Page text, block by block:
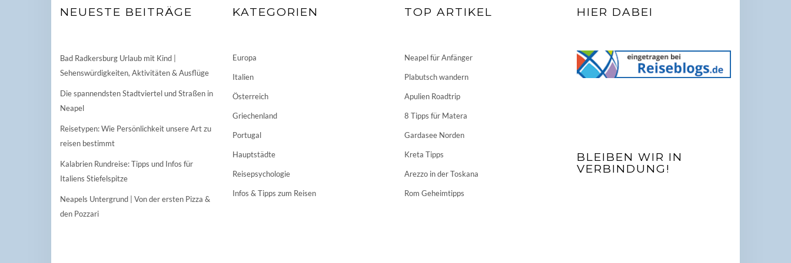
NEUESTE BEITRÄGE
Bad Radkersburg Urlaub mit Kind |
Sehenswürdigkeiten, Aktivitäten & Ausflüge
Die spannendsten Stadtviertel und Straßen in
Neapel
Reisetypen: Wie Persönlichkeit unsere Art zu
reisen bestimmt
Kalabrien Rundreise: Tipps und Infos für
Italiens Stiefelspitze
Neapels Untergrund | Von der ersten Pizza &
den Pozzari
KATEGORIEN
Europa
Italien
Österreich
Griechenland
Portugal
Hauptstädte
Reisepsychologie
Infos & Tipps zum Reisen
TOP ARTIKEL
Neapel für Anfänger
Plabutsch wandern
Apulien Roadtrip
8 Tipps für Matera
Gardasee Norden
Kreta Tipps
Arezzo in der Toskana
Rom Geheimtipps
HIER DABEI
BLEIBEN WIR IN
VERBINDUNG!